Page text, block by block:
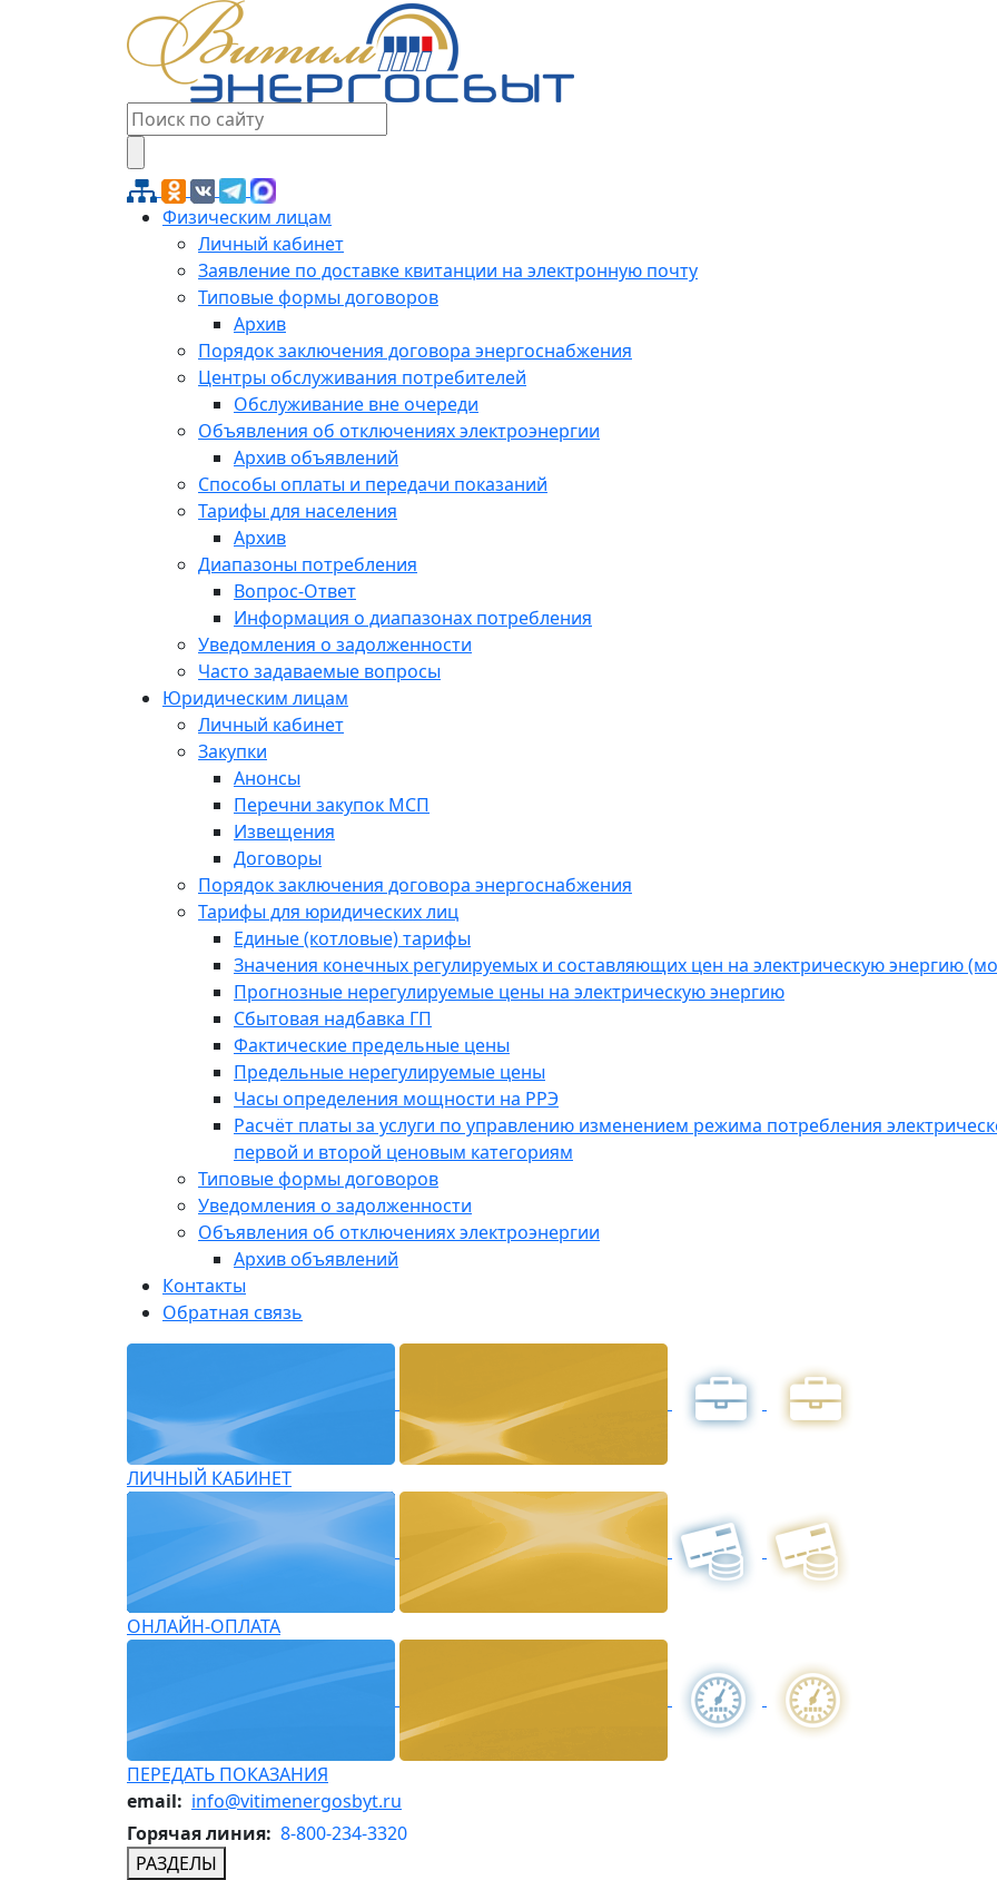
Физическим лицам
Личный кабинет
Заявление по доставке квитанции на электронную почту
Типовые формы договоров
Архив
Порядок заключения договора энергоснабжения
Центры обслуживания потребителей
Обслуживание вне очереди
Объявления об отключениях электроэнергии
Архив объявлений
Способы оплаты и передачи показаний
Тарифы для населения
Архив
Диапазоны потребления
Вопрос-Ответ
Информация о диапазонах потребления
Уведомления о задолженности
Часто задаваемые вопросы
Юридическим лицам
Личный кабинет
Закупки
Анонсы
Перечни закупок МСП
Извещения
Договоры
Порядок заключения договора энергоснабжения
Тарифы для юридических лиц
Единые (котловые) тарифы
Значения конечных регулируемых и составляющих цен на электрическую энергию
Прогнозные нерегулируемые цены на электрическую энергию
Сбытовая надбавка ГП
Фактические предельные цены
Предельные нерегулируемые цены
Часы определения мощности на РРЭ
Расчёт платы за услуги по управлению изменением режима потребления
первой и второй ценовым категориям
Типовые формы договоров
Уведомления о задолженности
Объявления об отключениях электроэнергии
Архив объявлений
Контакты
Обратная связь
ЛИЧНЫЙ КАБИНЕТ
ОНЛАЙН-ОПЛАТА
ПЕРЕДАТЬ ПОКАЗАНИЯ
email: info@vitimenergosbyt.ru
Горячая линия: 8-800-234-3320
РАЗДЕЛЫ